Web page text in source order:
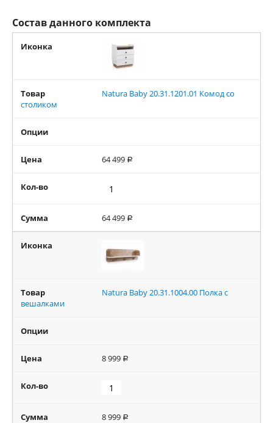
Состав данного комплекта
Иконка
Товар
Natura Baby 20.31.1201.01 Комод со
столиком
Опции
Цена 64 499 Р
Кол-во
Сумма 64 499 Р
Иконка
Товар
Natura Baby 20.31.1004.00 Полка с
вешалками
Опции
Цена 8 999 Р
Кол-во
Сумма 8 999 Р